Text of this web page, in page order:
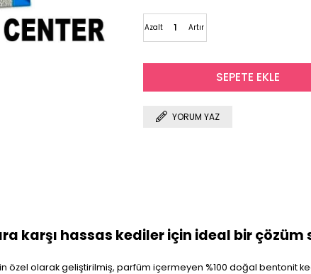
Artır
Azalt
YORUM YAZ
karşı hassas kediler için ideal bir çözüm
özel olarak geliştirilmiş, parfüm içermeyen %100 doğal bentonit